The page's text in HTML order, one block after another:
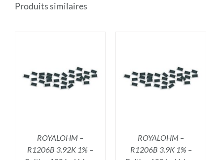
Produits similaires
ROYALOHM –
R1206B 3.92K 1% –
AJOUTER AU PANIER
/
DÉTAILS
ROYALOHM –
R1206B 3.9K 1% –